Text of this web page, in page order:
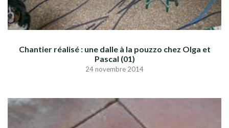
Chantier réalisé : une dalle à la pouzzo chez Olga et
Pascal (01)
24 novembre 2014